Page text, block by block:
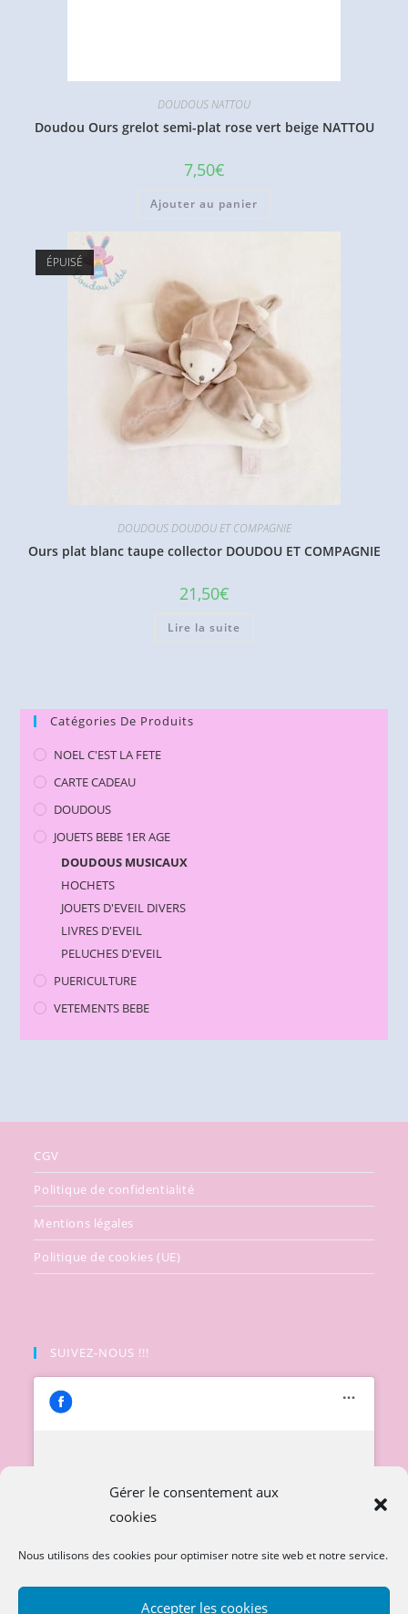
Gérer le consentement aux
cookies
Nous utilisons des cookies pour optimiser notre site web et notre service.
Accepter les cookies
DOUDOUS NATTOU
Doudou Ours grelot semi-plat rose vert beige NATTOU
7,50€
Ajouter au panier
ÉPUISÉ
DOUDOUS DOUDOU ET COMPAGNIE
Ours plat blanc taupe collector DOUDOU ET COMPAGNIE
21,50€
Lire la suite
Catégories De Produits
NOEL C'EST LA FETE
CARTE CADEAU
DOUDOUS
JOUETS BEBE 1ER AGE
DOUDOUS MUSICAUX
HOCHETS
JOUETS D'EVEIL DIVERS
LIVRES D'EVEIL
PELUCHES D'EVEIL
PUERICULTURE
VETEMENTS BEBE
CGV
Politique de confidentialité
Mentions légales
Politique de cookies (UE)
SUIVEZ-NOUS !!!
Cliquez pour accepter les cookies
marketing et activer ce contenu